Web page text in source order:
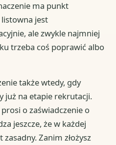
ma punkt
jest
ale zwykle najmniej
trzeba coś poprawić albo
także wtedy, gdy
już na etapie rekrutacji.
o zaświadczenie o
jeszcze, że w każdej
Zanim złożysz